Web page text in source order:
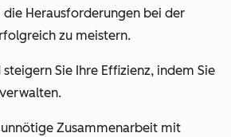
die Herausforderungen bei der
zu meistern.
Sie Ihre Effizienz, indem Sie
Zusammenarbeit mit